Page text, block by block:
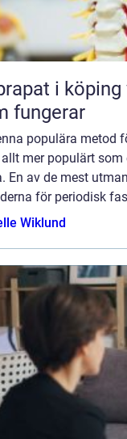
köping vägen tillbaka till en kropp
fungerar
populära metod
mer populärt
En av de mest
för periodisk
Wiklund